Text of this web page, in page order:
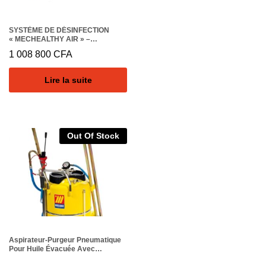
SYSTÈME DE DÉSINFECTION
« MECHEALTHY AIR » –
1 008 800 CFA
Lire la suite
Out Of Stock
Aspirateur-Purgeur Pneumatique
Pour Huile Évacuée Avec